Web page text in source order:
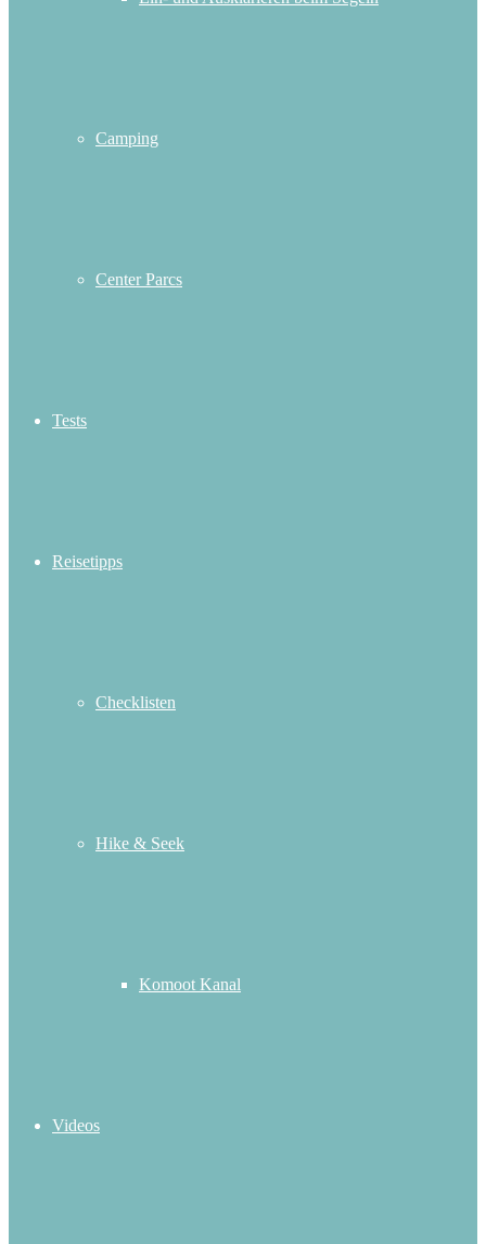
Camping
Center Parcs
Tests
Reisetipps
Checklisten
Hike & Seek
Komoot Kanal
Videos